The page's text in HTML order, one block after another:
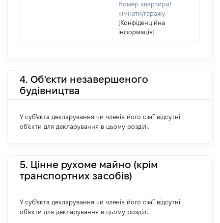
Номер квартири/
кімнати/гаражу:
[Конфіденційна
інформація]
4. Об'єкти незавершеного
будівництва
У суб'єкта декларування чи членів його сім'ї відсутні
об'єкти для декларування в цьому розділі.
5. Цінне рухоме майно (крім
транспортних засобів)
У суб'єкта декларування чи членів його сім'ї відсутні
об'єкти для декларування в цьому розділі.